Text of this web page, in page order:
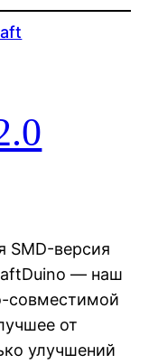
SMD-версия
— наш
совместимой
от
улучшений